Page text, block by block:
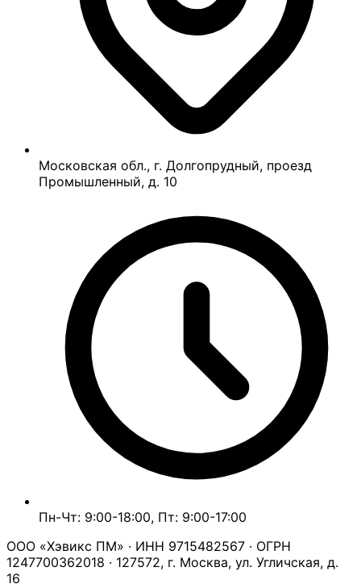
Московская обл., г. Долгопрудный, проезд
Промышленный, д. 10
Пн-Чт: 9:00-18:00, Пт: 9:00-17:00
ООО «Хэвикс ПМ» · ИНН 9715482567 · ОГРН
1247700362018 · 127572, г. Москва, ул. Угличская, д.
16